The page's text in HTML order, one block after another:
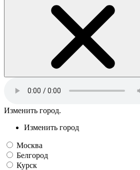
Изменить город.
Изменить город
Москва
Белгород
Курск